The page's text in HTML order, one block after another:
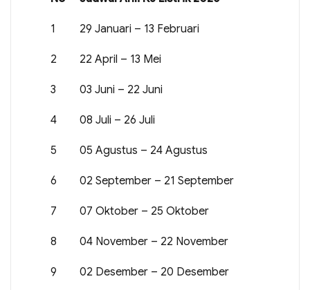
1 29 Januari – 13 Februari
2 22 April – 13 Mei
3 03 Juni – 22 Juni
4 08 Juli – 26 Juli
5 05 Agustus – 24 Agustus
6 02 September – 21 September
7 07 Oktober – 25 Oktober
8 04 November – 22 November
9 02 Desember – 20 Desember